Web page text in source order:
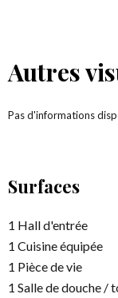
Autres
Pas d'informations
Surfaces
1 Hall d'entrée
1 Cuisine équipée
1 Pièce de vie
1 Salle de douche /